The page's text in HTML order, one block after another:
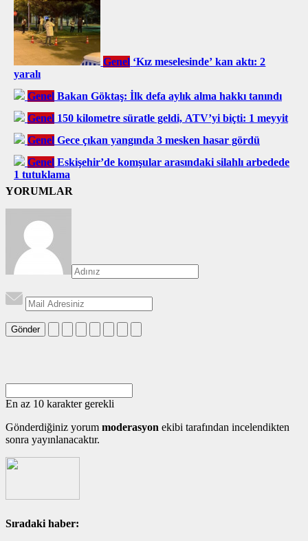
Genel ‘Kız meselesinde’ kan aktı: 2
yaralı
Genel Bakan Göktaş: İlk defa aylık alma hakkı tanındı
Genel 150 kilometre süratle geldi, ATV’yi biçti: 1 meyyit
Genel Gece çıkan yangında 3 mesken hasar gördü
Genel Eskişehir’de komşular arasındaki silahlı arbedede
1 tutuklama
YORUMLAR
Gönder
En az 10 karakter gerekli
Gönderdiğiniz yorum moderasyon ekibi tarafından incelendikten
sonra yayınlanacaktır.
Sıradaki haber: